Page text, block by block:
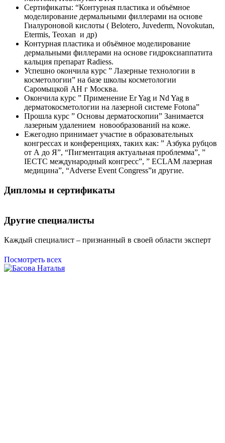
Сертификаты: “Контурная пластика и объёмное
моделирование дермальными филлерами на основе
Гиалуроновой кислоты ( Belotero, Juvederm, Novokutan,
Etermis, Teoxan и др)
Контурная пластика и объёмное моделирование
дермальными филлерами на основе гидроксиаппатита
кальция препарат Radiess.
Успешно окончила курс ” Лазерные технологии в
косметологии” на базе школы косметологии
Саромыцкой АН г Москва.
Окончила курс ” Применение Er Yag и Nd Yag в
дерматокосметологии на лазерной системе Fotona”
Прошла курс ” Основы дерматоскопии” Занимается
лазерным удалением новообразований на коже.
Ежегодно принимает участие в образовательных
конгрессах и конференциях, таких как: ” Азбука рубцов
от А до Я”, “Пигментация актуальная проблемма”, ”
IECTC международный конгресс”, ” ECLAM лазерная
медицина”, “Adverse Event Congress”и другие.
Дипломы и сертификаты
Другие специалисты
Каждый специалист – признанный в своей области эксперт
Посмотреть всех